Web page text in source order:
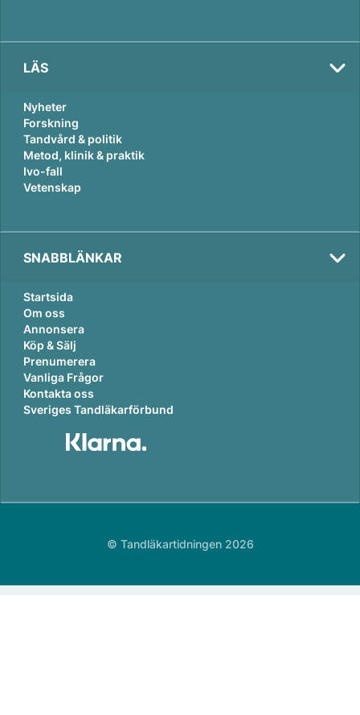
LÄS
Nyheter
Forskning
Tandvård & politik
Metod, klinik & praktik
Ivo-fall
Vetenskap
SNABBLÄNKAR
Startsida
Om oss
Annonsera
Köp & Sälj
Prenumerera
Vanliga Frågor
Kontakta oss
Sveriges Tandläkarförbund
© Tandläkartidningen 2026